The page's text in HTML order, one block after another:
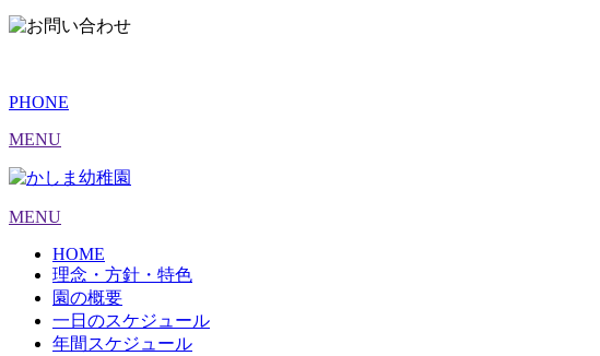
PHONE
MENU
MENU
HOME
理念・方針・特色
園の概要
一日のスケジュール
年間スケジュール